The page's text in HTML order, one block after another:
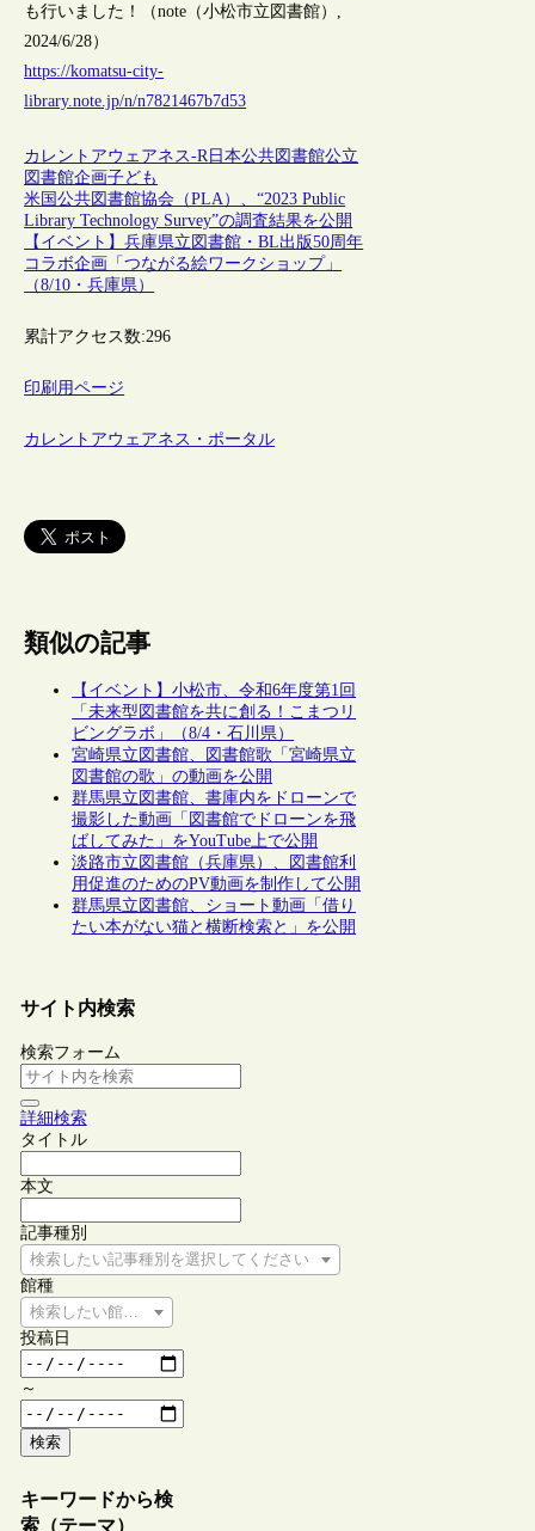
も行いました！（note（小松市立図書館）,
2024/6/28）
https://komatsu-city-
library.note.jp/n/n7821467b7d53
カレントアウェアネス-R 日本公共図書館公立
図書館企画子ども
米国公共図書館協会（PLA）、“2023 Public
Library Technology Survey”の調査結果を公開
【イベント】兵庫県立図書館・BL出版50周年
コラボ企画「つながる絵ワークショップ」
（8/10・兵庫県）
累計アクセス数:296
印刷用ページ
カレントアウェアネス・ポータル
類似の記事
【イベント】小松市、令和6年度第1回
「未来型図書館を共に創る！こまつリ
ビングラボ」（8/4・石川県）
宮崎県立図書館、図書館歌「宮崎県立
図書館の歌」の動画を公開
群馬県立図書館、書庫内をドローンで
撮影した動画「図書館でドローンを飛
ばしてみた」をYouTube上で公開
淡路市立図書館（兵庫県）、図書館利
用促進のためのPV動画を制作して公開
群馬県立図書館、ショート動画「借り
たい本がない猫と横断検索と」を公開
サイト内検索
検索フォーム
詳細検索
タイトル
本文
記事種別
検索したい記事種別を選択してください
館種
検索したい館種を選択してください
投稿日
～
検索
キーワードから検
索（テーマ）